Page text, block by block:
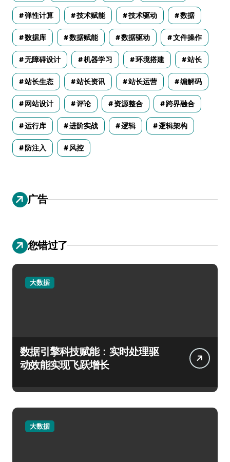
弹性计算 技术赋能 技术驱动 数据
数据库 数据赋能 数据驱动 文件操作
无障碍设计 机器学习 环境搭建 站长
站长生态 站长资讯 站长运营 编解码
网站设计 评论 资源整合 跨界融合
运行库 进阶实战 逻辑 逻辑架构
防注入 风控
广告
您错过了
大数据
数据引擎科技赋能：实时处理驱
动效能实现飞跃增长
大数据